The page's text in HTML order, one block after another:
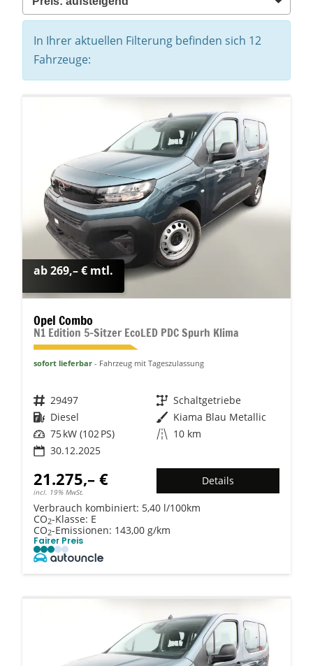
In Ihrer aktuellen Filterung befinden sich 12
Fahrzeuge:
ab 269,– € mtl.
Opel Combo
N1 Edition 5-Sitzer EcoLED PDC Spurh Klima
sofort lieferbar Fahrzeug mit Tageszulassung
Fahrzeugnr. 29497 Getriebe Schaltgetriebe
Kraftstoff Diesel Außenfarbe Kiama Blau Metallic
Leistung 75 kW (102 PS) Kilometerstand 10 km
30.12.2025
21.275,– €
incl. 19% MwSt.
Details
Verbrauch kombiniert: 5,40 l/100km
CO2-Klasse: E
CO2-Emissionen: 143,00 g/km
Fairer Preis